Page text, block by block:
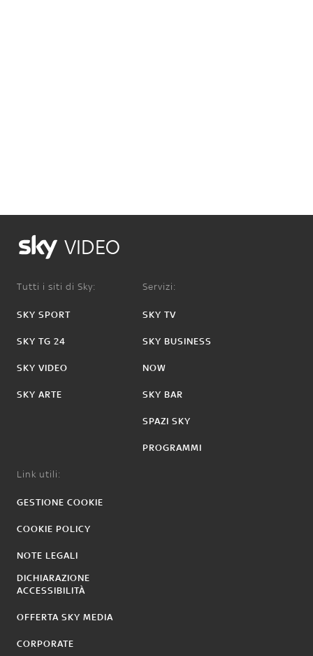
VIDEO
Tutti i siti di Sky:
SKY SPORT
SKY TG 24
SKY VIDEO
SKY ARTE
Servizi:
SKY TV
SKY BUSINESS
NOW
SKY BAR
SPAZI SKY
PROGRAMMI
Link utili:
GESTIONE COOKIE
COOKIE POLICY
NOTE LEGALI
DICHIARAZIONE
ACCESSIBILITÀ
OFFERTA SKY MEDIA
CORPORATE